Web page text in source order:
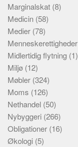
Marginalskat (8)
Medicin (58)
Medier (78)
Menneskerettigheder
Midlertidig flytning (1)
Miljø (12)
Møbler (324)
Moms (126)
Nethandel (50)
Nybyggeri (266)
Obligationer (16)
Økologi (5)